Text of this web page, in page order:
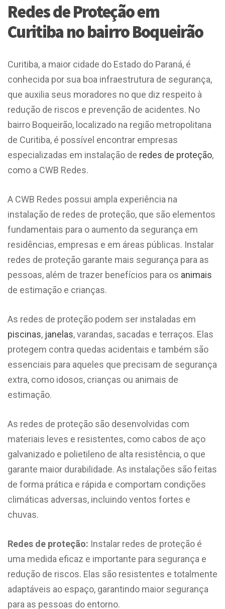
Redes de Proteção em
Curitiba no bairro Boqueirão
Curitiba, a maior cidade do Estado do Paraná, é
conhecida por sua boa infraestrutura de segurança,
que auxilia seus moradores no que diz respeito à
redução de riscos e prevenção de acidentes. No
bairro Boqueirão, localizado na região metropolitana
de Curitiba, é possível encontrar empresas
especializadas em instalação de redes de proteção,
como a CWB Redes.
A CWB Redes possui ampla experiência na
instalação de redes de proteção, que são elementos
fundamentais para o aumento da segurança em
residências, empresas e em áreas públicas. Instalar
redes de proteção garante mais segurança para as
pessoas, além de trazer benefícios para os animais
de estimação e crianças.
As redes de proteção podem ser instaladas em
piscinas, janelas, varandas, sacadas e terraços. Elas
protegem contra quedas acidentais e também são
essenciais para aqueles que precisam de segurança
extra, como idosos, crianças ou animais de
estimação.
As redes de proteção são desenvolvidas com
materiais leves e resistentes, como cabos de aço
galvanizado e polietileno de alta resistência, o que
garante maior durabilidade. As instalações são feitas
de forma prática e rápida e comportam condições
climáticas adversas, incluindo ventos fortes e
chuvas.
Redes de proteção: Instalar redes de proteção é
uma medida eficaz e importante para segurança e
redução de riscos. Elas são resistentes e totalmente
adaptáveis ao espaço, garantindo maior segurança
para as pessoas do entorno.